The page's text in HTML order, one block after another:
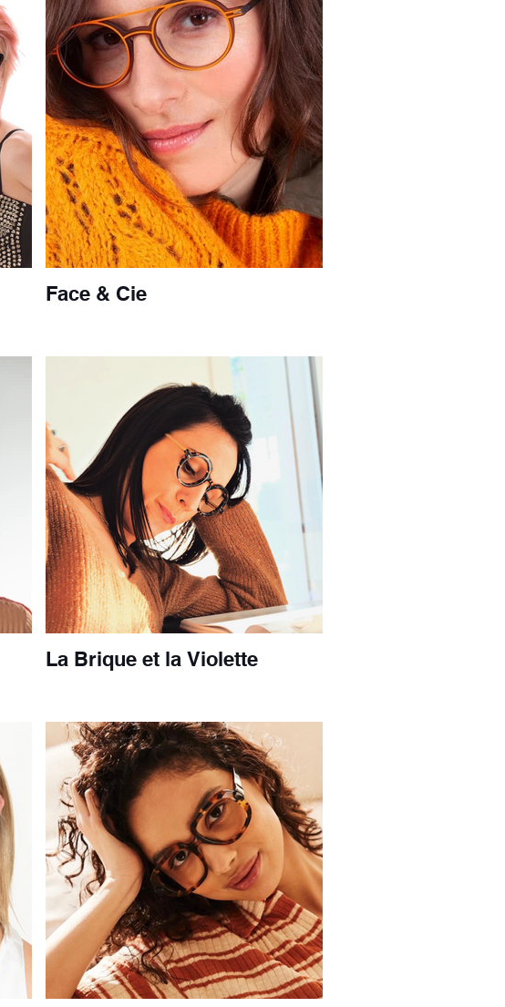
Face & Cie
La Brique et la Violette